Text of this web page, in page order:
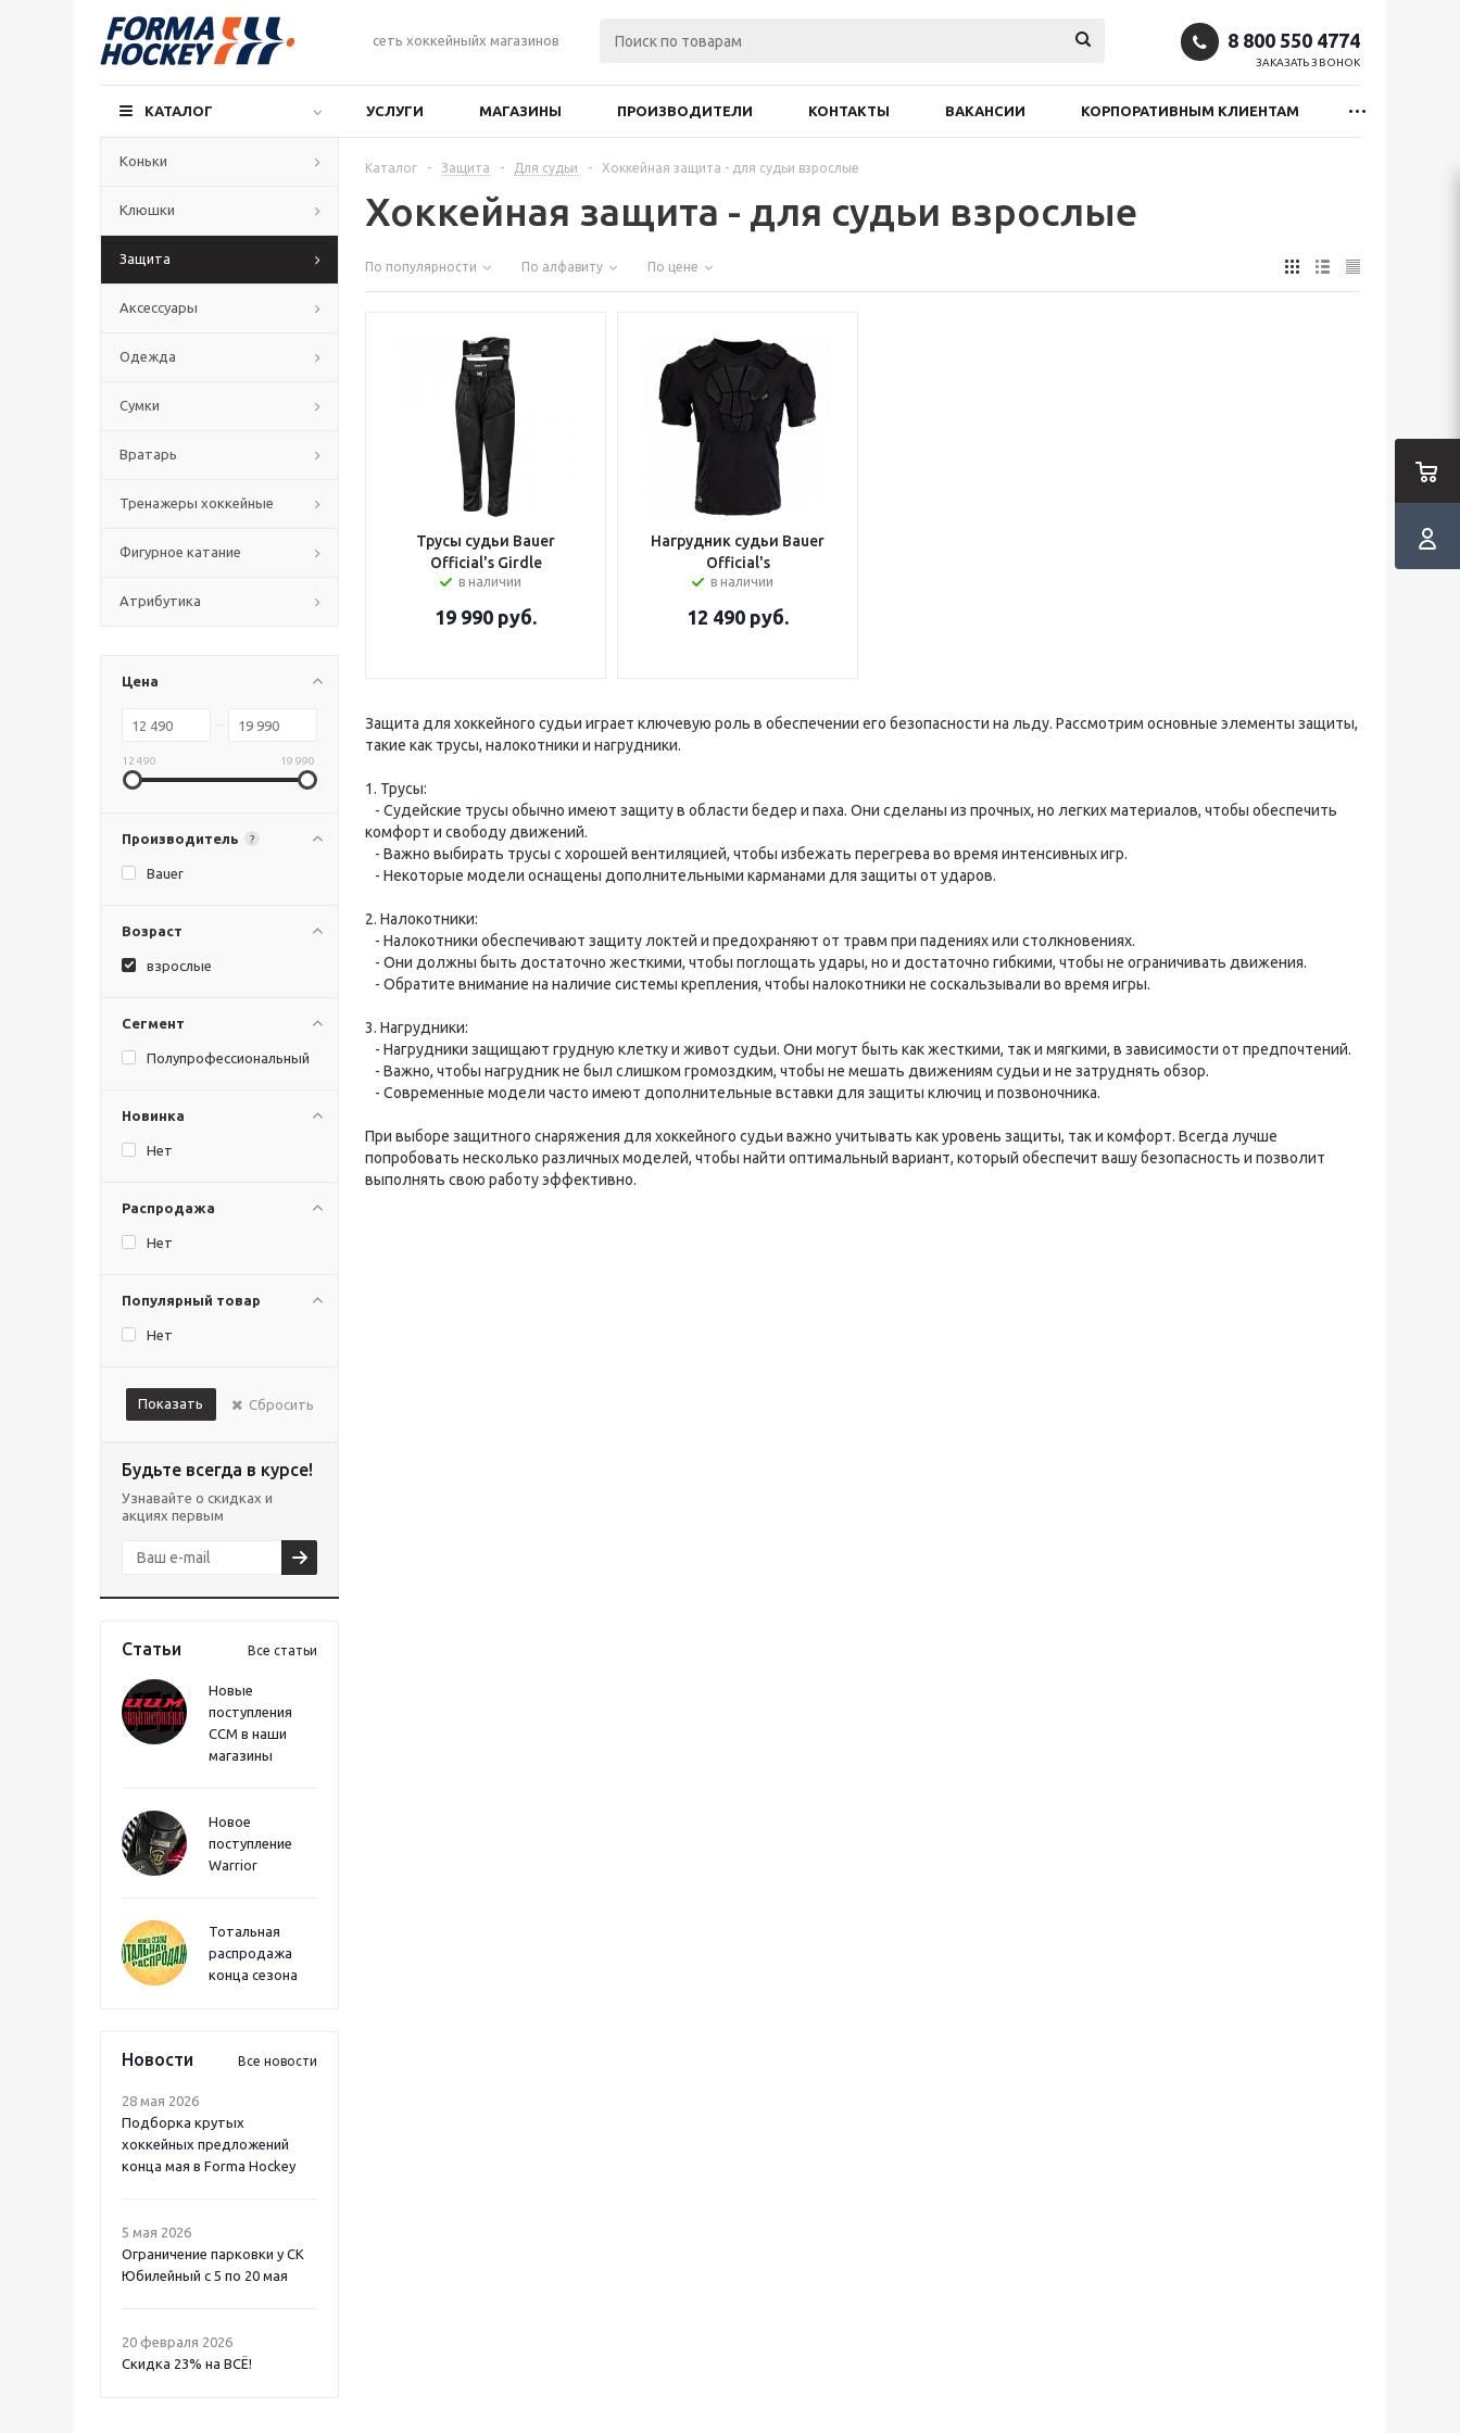
сеть хоккейныйх магазинов 8 800 550 4774
ЗАКАЗАТЬ ЗВОНОК
КАТАЛОГ УСЛУГИ МАГАЗИНЫ ПРОИЗВОДИТЕЛИ КОНТАКТЫ ВАКАНСИИ КОРПОРАТИВНЫМ КЛИЕНТАМ
Коньки
Клюшки
Защита
Аксессуары
Одежда
Сумки
Вратарь
Тренажеры хоккейные
Фигурное катание
Атрибутика
Цена
12 490 19 990
Производитель ?
Bauer
Возраст
взрослые
Сегмент
Полупрофессиональный
Новинка
Нет
Распродажа
Нет
Популярный товар
Нет
Показать Сбросить
Будьте всегда в курсе!
Узнавайте о скидках и
акциях первым
Статьи Все статьи
Новые
поступления
CCM в наши
магазины
Новое
поступление
Warrior
Тотальная
распродажа
конца сезона
Новости Все новости
28 мая 2026
Подборка крутых
хоккейных предложений
конца мая в Forma Hockey
5 мая 2026
Ограничение парковки у СК
Юбилейный с 5 по 20 мая
20 февраля 2026
Скидка 23% на ВСË!
Каталог - Защита - Для судьи - Хоккейная защита - для судьи взрослые
Хоккейная защита - для судьи взрослые
По популярности По алфавиту По цене
Трусы судьи Bauer
Official's Girdle
в наличии
19 990 руб.
Нагрудник судьи Bauer
Official's
в наличии
12 490 руб.
Защита для хоккейного судьи играет ключевую роль в обеспечении его безопасности на льду. Рассмотрим основные элементы защиты,
такие как трусы, налокотники и нагрудники.
1. Трусы:
- Судейские трусы обычно имеют защиту в области бедер и паха. Они сделаны из прочных, но легких материалов, чтобы обеспечить
комфорт и свободу движений.
- Важно выбирать трусы с хорошей вентиляцией, чтобы избежать перегрева во время интенсивных игр.
- Некоторые модели оснащены дополнительными карманами для защиты от ударов.
2. Налокотники:
- Налокотники обеспечивают защиту локтей и предохраняют от травм при падениях или столкновениях.
- Они должны быть достаточно жесткими, чтобы поглощать удары, но и достаточно гибкими, чтобы не ограничивать движения.
- Обратите внимание на наличие системы крепления, чтобы налокотники не соскальзывали во время игры.
3. Нагрудники:
- Нагрудники защищают грудную клетку и живот судьи. Они могут быть как жесткими, так и мягкими, в зависимости от предпочтений.
- Важно, чтобы нагрудник не был слишком громоздким, чтобы не мешать движениям судьи и не затруднять обзор.
- Современные модели часто имеют дополнительные вставки для защиты ключиц и позвоночника.
При выборе защитного снаряжения для хоккейного судьи важно учитывать как уровень защиты, так и комфорт. Всегда лучше
попробовать несколько различных моделей, чтобы найти оптимальный вариант, который обеспечит вашу безопасность и позволит
выполнять свою работу эффективно.